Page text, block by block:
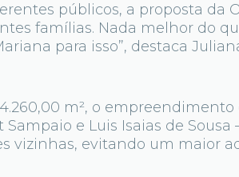
públicos, a proposta da
famílias. Nada melhor do
para isso”, destaca
m², o
e Luis Isaias de Sousa
vizinhas, evitando um maior